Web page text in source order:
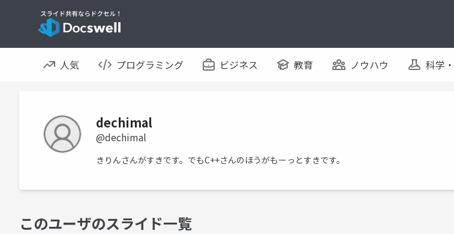
人気 プログラミング ビジネス 教育 ノウハウ 科学
dechimal
@dechimal
きりんさんがすきです。でもC++さんのほうがもーっとすきです。
このユーザのスライド一覧